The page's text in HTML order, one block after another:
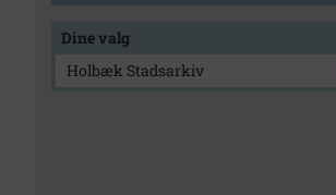
Dine valg
Holbæk Stadsarkiv